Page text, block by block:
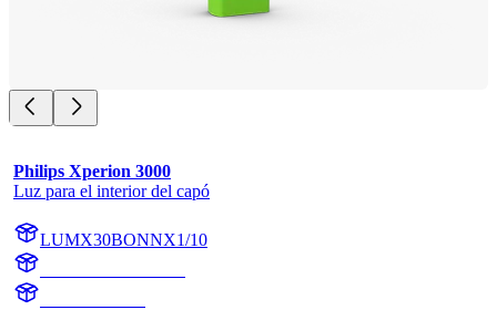
Philips Xperion 3000
Luz para el interior del capó
LUMX30BONNX1/10